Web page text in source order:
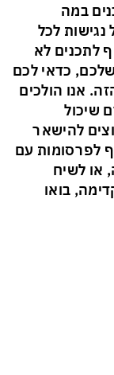
לנתניהו בנושא
במה
לכל
לתכנים לא
כדאי לכם
אנו הולכים
שיכול
להישאר
לפרסומות עם
או לשיח
בואו